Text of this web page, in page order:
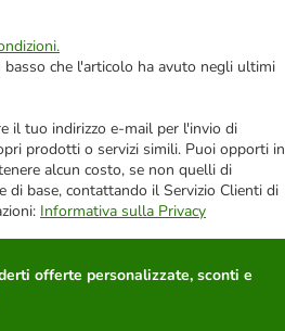
basso che l'articolo ha avuto negli ultimi
il tuo indirizzo e-mail per l'invio di
prodotti o servizi simili. Puoi opporti in
alcun costo, se non quelli di
di base, contattando il Servizio Clienti di
Informativa sulla Privacy
offerte personalizzate, sconti e